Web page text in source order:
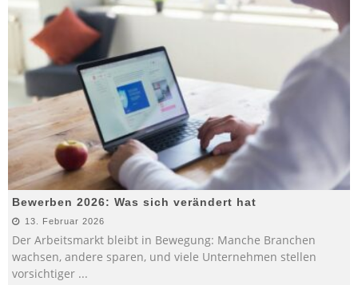
Bewerben 2026: Was sich verändert hat
13. Februar 2026
Der Arbeitsmarkt bleibt in Bewegung: Manche Branchen
wachsen, andere sparen, und viele Unternehmen stellen
vorsichtiger ...